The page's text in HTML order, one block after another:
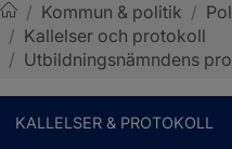
Sotenäs kommun
/ Kommun & politik /
/ Kallelser och protokoll
/ Utbildningsnämndens
KALLELSER & PROTOKOLL